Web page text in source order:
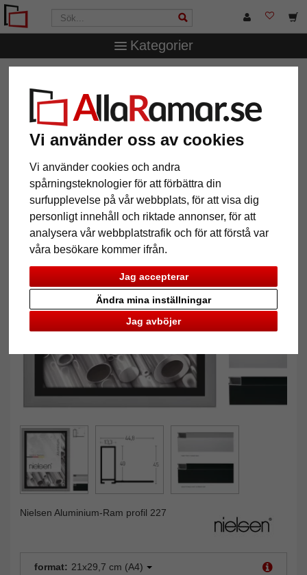
Vi använder oss av cookies
Vi använder cookies och andra
spårningsteknologier för att förbättra din
surfupplevelse på vår webbplats, för att visa dig
personligt innehåll och riktade annonser, för att
analysera vår webbplatstrafik och för att förstå var
våra besökare kommer ifrån.
Jag accepterar
Jag avböjer
Ändra mina inställningar
Kategorier
profil 227
Skuggfogsram profil 227
Tillbaka
Nielsen Aluminium-Ram profil 227
format: 21x29,7 cm (A4)